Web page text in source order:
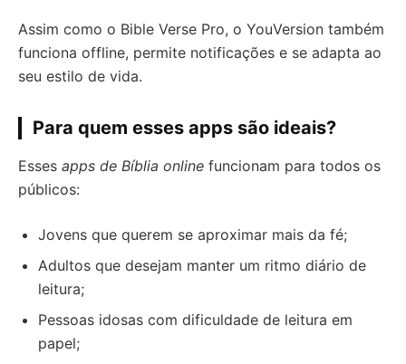
Assim como o Bible Verse Pro, o YouVersion também
funciona offline, permite notificações e se adapta ao
seu estilo de vida.
Para quem esses apps são ideais?
Esses apps de Bíblia online funcionam para todos os
públicos:
Jovens que querem se aproximar mais da fé;
Adultos que desejam manter um ritmo diário de
leitura;
Pessoas idosas com dificuldade de leitura em
papel;